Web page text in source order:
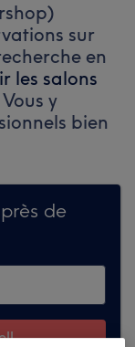
sur
en
les salons
Vous y
bien
de